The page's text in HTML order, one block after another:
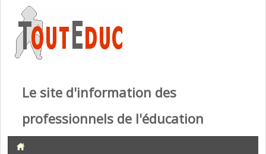
Le site d'information des
professionnels de l'éducation